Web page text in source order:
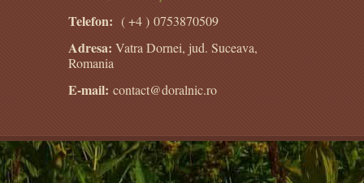
Telefon: ( +4 ) 0753870509
Adresa: Vatra Dornei, jud. Suceava,
Romania
E-mail: contact@doralnic.ro